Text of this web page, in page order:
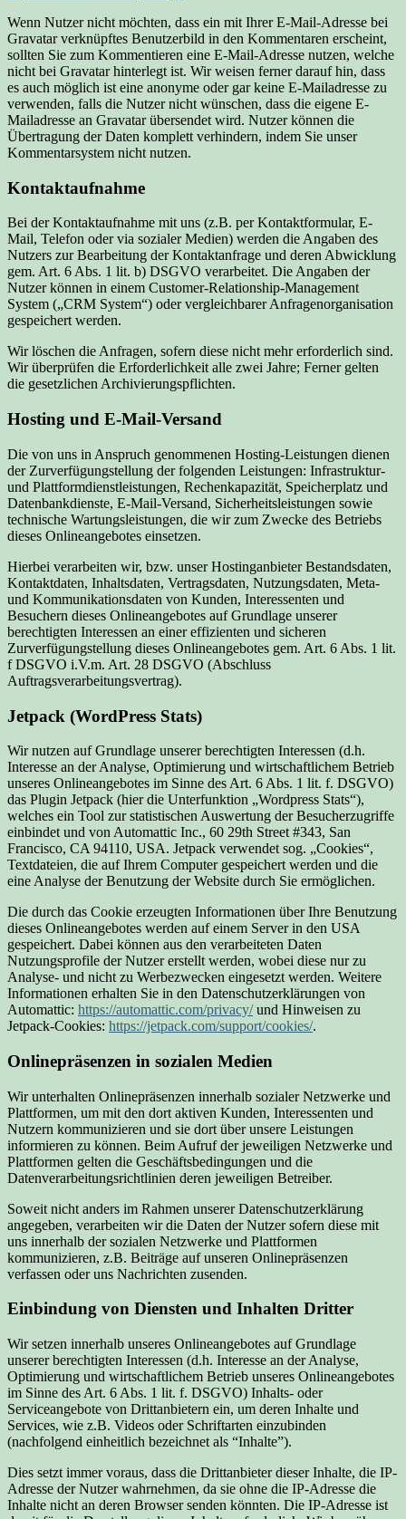
Wenn Nutzer nicht möchten, dass ein mit Ihrer E-Mail-Adresse bei
Gravatar verknüpftes Benutzerbild in den Kommentaren erscheint,
sollten Sie zum Kommentieren eine E-Mail-Adresse nutzen, welche
nicht bei Gravatar hinterlegt ist. Wir weisen ferner darauf hin, dass
es auch möglich ist eine anonyme oder gar keine E-Mailadresse zu
verwenden, falls die Nutzer nicht wünschen, dass die eigene E-
Mailadresse an Gravatar übersendet wird. Nutzer können die
Übertragung der Daten komplett verhindern, indem Sie unser
Kommentarsystem nicht nutzen.
Kontaktaufnahme
Bei der Kontaktaufnahme mit uns (z.B. per Kontaktformular, E-
Mail, Telefon oder via sozialer Medien) werden die Angaben des
Nutzers zur Bearbeitung der Kontaktanfrage und deren Abwicklung
gem. Art. 6 Abs. 1 lit. b) DSGVO verarbeitet. Die Angaben der
Nutzer können in einem Customer-Relationship-Management
System („CRM System“) oder vergleichbarer Anfragenorganisation
gespeichert werden.
Wir löschen die Anfragen, sofern diese nicht mehr erforderlich sind.
Wir überprüfen die Erforderlichkeit alle zwei Jahre; Ferner gelten
die gesetzlichen Archivierungspflichten.
Hosting und E-Mail-Versand
Die von uns in Anspruch genommenen Hosting-Leistungen dienen
der Zurverfügungstellung der folgenden Leistungen: Infrastruktur-
und Plattformdienstleistungen, Rechenkapazität, Speicherplatz und
Datenbankdienste, E-Mail-Versand, Sicherheitsleistungen sowie
technische Wartungsleistungen, die wir zum Zwecke des Betriebs
dieses Onlineangebotes einsetzen.
Hierbei verarbeiten wir, bzw. unser Hostinganbieter Bestandsdaten,
Kontaktdaten, Inhaltsdaten, Vertragsdaten, Nutzungsdaten, Meta-
und Kommunikationsdaten von Kunden, Interessenten und
Besuchern dieses Onlineangebotes auf Grundlage unserer
berechtigten Interessen an einer effizienten und sicheren
Zurverfügungstellung dieses Onlineangebotes gem. Art. 6 Abs. 1 lit.
f DSGVO i.V.m. Art. 28 DSGVO (Abschluss
Auftragsverarbeitungsvertrag).
Jetpack (WordPress Stats)
Wir nutzen auf Grundlage unserer berechtigten Interessen (d.h.
Interesse an der Analyse, Optimierung und wirtschaftlichem Betrieb
unseres Onlineangebotes im Sinne des Art. 6 Abs. 1 lit. f. DSGVO)
das Plugin Jetpack (hier die Unterfunktion „Wordpress Stats“),
welches ein Tool zur statistischen Auswertung der Besucherzugriffe
einbindet und von Automattic Inc., 60 29th Street #343, San
Francisco, CA 94110, USA. Jetpack verwendet sog. „Cookies“,
Textdateien, die auf Ihrem Computer gespeichert werden und die
eine Analyse der Benutzung der Website durch Sie ermöglichen.
Die durch das Cookie erzeugten Informationen über Ihre Benutzung
dieses Onlineangebotes werden auf einem Server in den USA
gespeichert. Dabei können aus den verarbeiteten Daten
Nutzungsprofile der Nutzer erstellt werden, wobei diese nur zu
Analyse- und nicht zu Werbezwecken eingesetzt werden. Weitere
Informationen erhalten Sie in den Datenschutzerklärungen von
Automattic: https://automattic.com/privacy/und Hinweisen zu
Jetpack-Cookies: https://jetpack.com/support/cookies/.
Onlinepräsenzen in sozialen Medien
Wir unterhalten Onlinepräsenzen innerhalb sozialer Netzwerke und
Plattformen, um mit den dort aktiven Kunden, Interessenten und
Nutzern kommunizieren und sie dort über unsere Leistungen
informieren zu können. Beim Aufruf der jeweiligen Netzwerke und
Plattformen gelten die Geschäftsbedingungen und die
Datenverarbeitungsrichtlinien deren jeweiligen Betreiber.
Soweit nicht anders im Rahmen unserer Datenschutzerklärung
angegeben, verarbeiten wir die Daten der Nutzer sofern diese mit
uns innerhalb der sozialen Netzwerke und Plattformen
kommunizieren, z.B. Beiträge auf unseren Onlinepräsenzen
verfassen oder uns Nachrichten zusenden.
Einbindung von Diensten und Inhalten Dritter
Wir setzen innerhalb unseres Onlineangebotes auf Grundlage
unserer berechtigten Interessen (d.h. Interesse an der Analyse,
Optimierung und wirtschaftlichem Betrieb unseres Onlineangebotes
im Sinne des Art. 6 Abs. 1 lit. f. DSGVO) Inhalts- oder
Serviceangebote von Drittanbietern ein, um deren Inhalte und
Services, wie z.B. Videos oder Schriftarten einzubinden
(nachfolgend einheitlich bezeichnet als “Inhalte”).
Dies setzt immer voraus, dass die Drittanbieter dieser Inhalte, die IP-
Adresse der Nutzer wahrnehmen, da sie ohne die IP-Adresse die
Inhalte nicht an deren Browser senden könnten. Die IP-Adresse ist